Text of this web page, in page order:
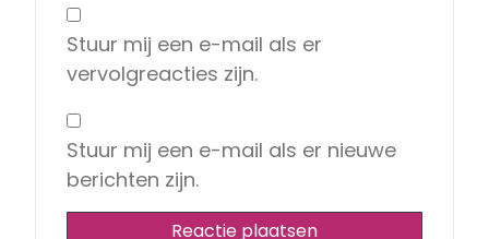
Stuur mij een e-mail als er
vervolgreacties zijn.
Stuur mij een e-mail als er nieuwe
berichten zijn.